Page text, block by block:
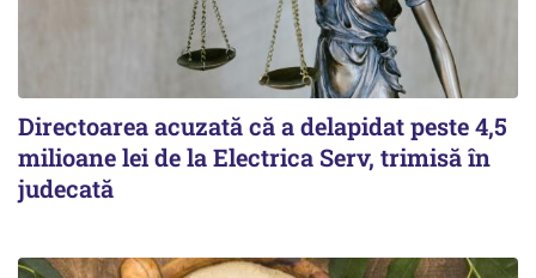
Directoarea acuzată că a delapidat peste 4,5
milioane lei de la Electrica Serv, trimisă în
judecată